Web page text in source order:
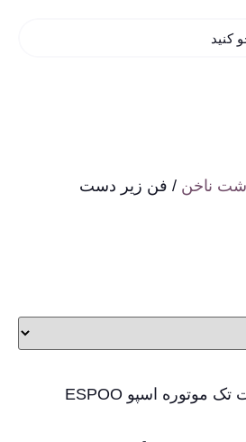
ناخن / فن زیر دست